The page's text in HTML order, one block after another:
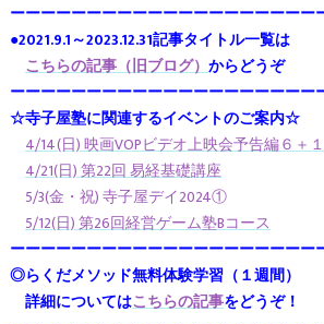
ーーーーーーーーーーーーーーーーーーーー
●2021.9.1～2023.12.31記事タイトル一覧は
こちらの記事（旧ブログ）からどうぞ
ーーーーーーーーーーーーーーーーーーーー
☆寺子屋塾に関連するイベントのご案内☆
4/14(日) 映画VOPビデオ上映会予告編６＋１
4/21(日) 第22回 易経基礎講座
5/3(金・祝) 寺子屋デイ2024①
5/12(日) 第26回経営ゲーム塾Bコース
ーーーーーーーーーーーーーーーーーーーー
◎らくだメソッド無料体験学習（１週間）
詳細についてはこちらの記事をどうぞ！